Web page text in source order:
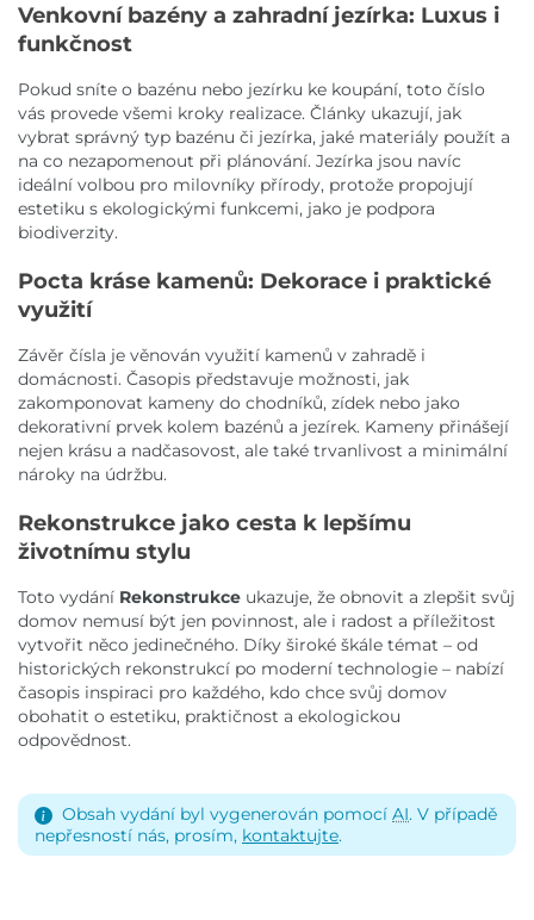
Venkovní bazény a zahradní jezírka: Luxus i
funkčnost
Pokud sníte o bazénu nebo jezírku ke koupání, toto číslo
vás provede všemi kroky realizace. Články ukazují, jak
vybrat správný typ bazénu či jezírka, jaké materiály použít a
na co nezapomenout při plánování. Jezírka jsou navíc
ideální volbou pro milovníky přírody, protože propojují
estetiku s ekologickými funkcemi, jako je podpora
biodiverzity.
Pocta kráse kamenů: Dekorace i praktické
využití
Závěr čísla je věnován využití kamenů v zahradě i
domácnosti. Časopis představuje možnosti, jak
zakomponovat kameny do chodníků, zídek nebo jako
dekorativní prvek kolem bazénů a jezírek. Kameny přinášejí
nejen krásu a nadčasovost, ale také trvanlivost a minimální
nároky na údržbu.
Rekonstrukce jako cesta k lepšímu
životnímu stylu
Toto vydání Rekonstrukce ukazuje, že obnovit a zlepšit svůj
domov nemusí být jen povinnost, ale i radost a příležitost
vytvořit něco jedinečného. Díky široké škále témat – od
historických rekonstrukcí po moderní technologie – nabízí
časopis inspiraci pro každého, kdo chce svůj domov
obohatit o estetiku, praktičnost a ekologickou
odpovědnost.
Obsah vydání byl vygenerován pomocí AI. V případě
nepřesností nás, prosím, kontaktujte.